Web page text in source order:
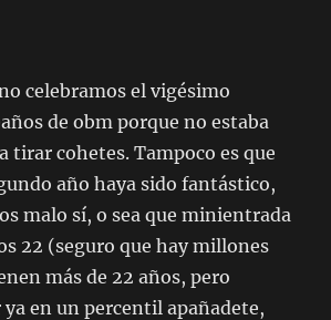
celebramos el vigésimo
de obm porque no estaba
tirar cohetes. Tampoco es que
año haya sido fantástico,
malo sí, o sea que minientrada
22 (seguro que hay millones
más de 22 años, pero
ya en un percentil apañadete,